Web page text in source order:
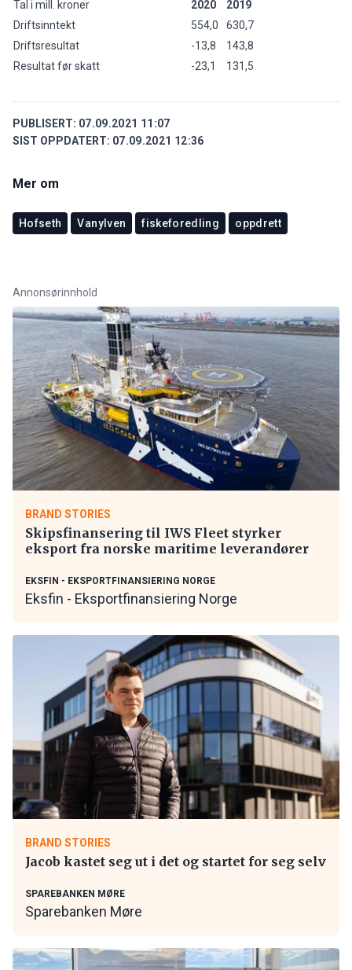
Tal i mill. kroner 2020
2019
Driftsinntekt
554,0
630,7
Driftsresultat
-13,8
143,8
Resultat før skatt
-23,1 131,5
PUBLISERT: 07.09.2021 11:07
SIST OPPDATERT: 07.09.2021 12:36
Mer om
Hofseth Vanylven fiskeforedling oppdrett
Annonsørinnhold
BRAND STORIES
Skipsfinansering til IWS Fleet styrker
eksport fra norske maritime leverandører
EKSFIN - EKSPORTFINANSIERING NORGE
Eksfin - Eksportfinansiering Norge
BRAND STORIES
Jacob kastet seg ut i det og startet for seg selv
SPAREBANKEN MØRE
Sparebanken Møre